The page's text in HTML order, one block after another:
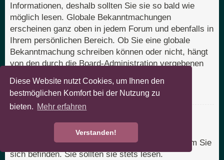
Diese Website nutzt Cookies, um Ihnen den
bestmöglichen Komfort bei der Nutzung zu
bieten. Mehr erfahren
Verstanden!
Informationen, deshalb sollten Sie sie so bald wie
möglich lesen. Globale Bekanntmachungen
erscheinen ganz oben in jedem Forum und ebenfalls in
Ihrem persönlichen Bereich. Ob Sie eine globale
Bekanntmachung schreiben können oder nicht, hängt
von den durch die Board-Administration vergebenen
Nach oben
Bekanntmachungen beinhalten meist wichtige
Informationen zu dem Bereich des Boards, in dem Sie
sich befinden. Sie sollten sie stets lesen.